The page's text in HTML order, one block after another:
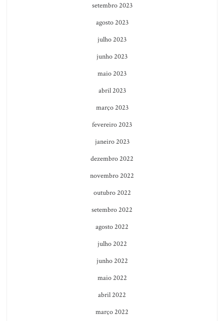
setembro 2023
agosto 2023
julho 2023
junho 2023
maio 2023
abril 2023
março 2023
fevereiro 2023
janeiro 2023
dezembro 2022
novembro 2022
outubro 2022
setembro 2022
agosto 2022
julho 2022
junho 2022
maio 2022
abril 2022
março 2022